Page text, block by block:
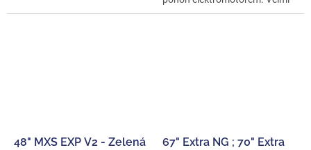
lehká konstrukční...
48" MXS EXP V2 - Zelená
67" Extra NG ; 70" Extra